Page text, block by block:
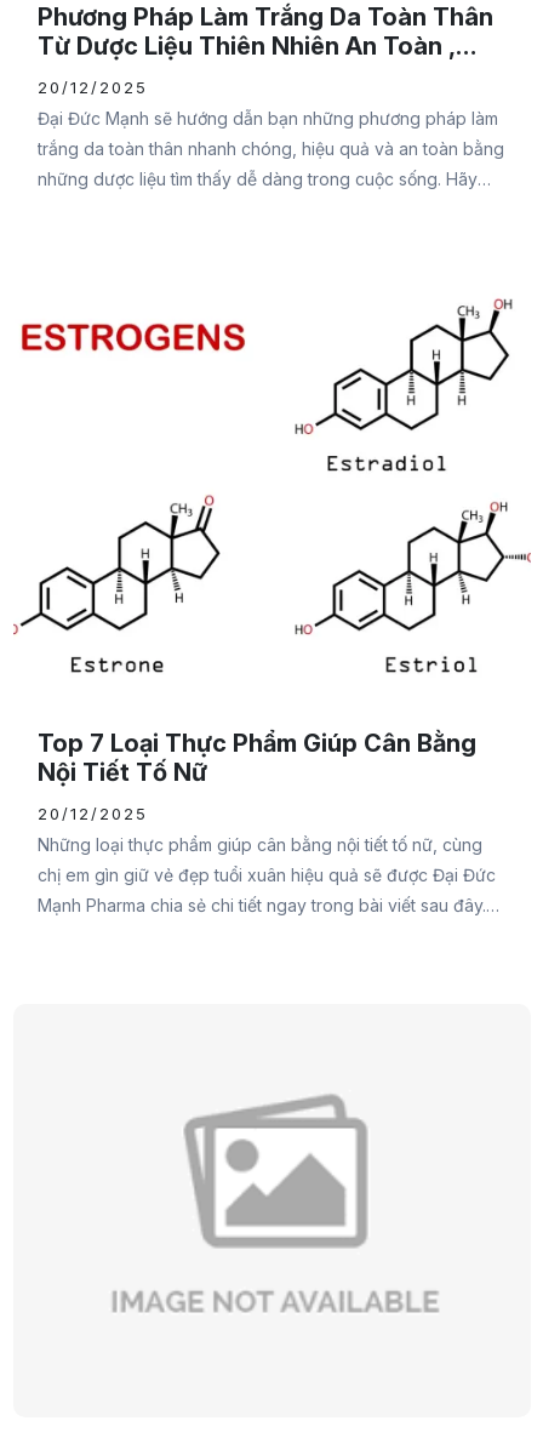
Phương Pháp Làm Trắng Da Toàn Thân
Từ Dược Liệu Thiên Nhiên An Toàn ,
HIệu Quả
20/12/2025
Đại Đức Mạnh sẽ hướng dẫn bạn những phương pháp làm
trắng da toàn thân nhanh chóng, hiệu quả và an toàn bằng
những dược liệu tìm thấy dễ dàng trong cuộc sống. Hãy
Top 7 Loại Thực Phẩm Giúp Cân Bằng
Nội Tiết Tố Nữ
20/12/2025
Những loại thực phẩm giúp cân bằng nội tiết tố nữ, cùng
chị em gìn giữ vẻ đẹp tuổi xuân hiệu quả sẽ được Đại Đức
Mạnh Pharma chia sẻ chi tiết ngay trong bài viết sau đây.